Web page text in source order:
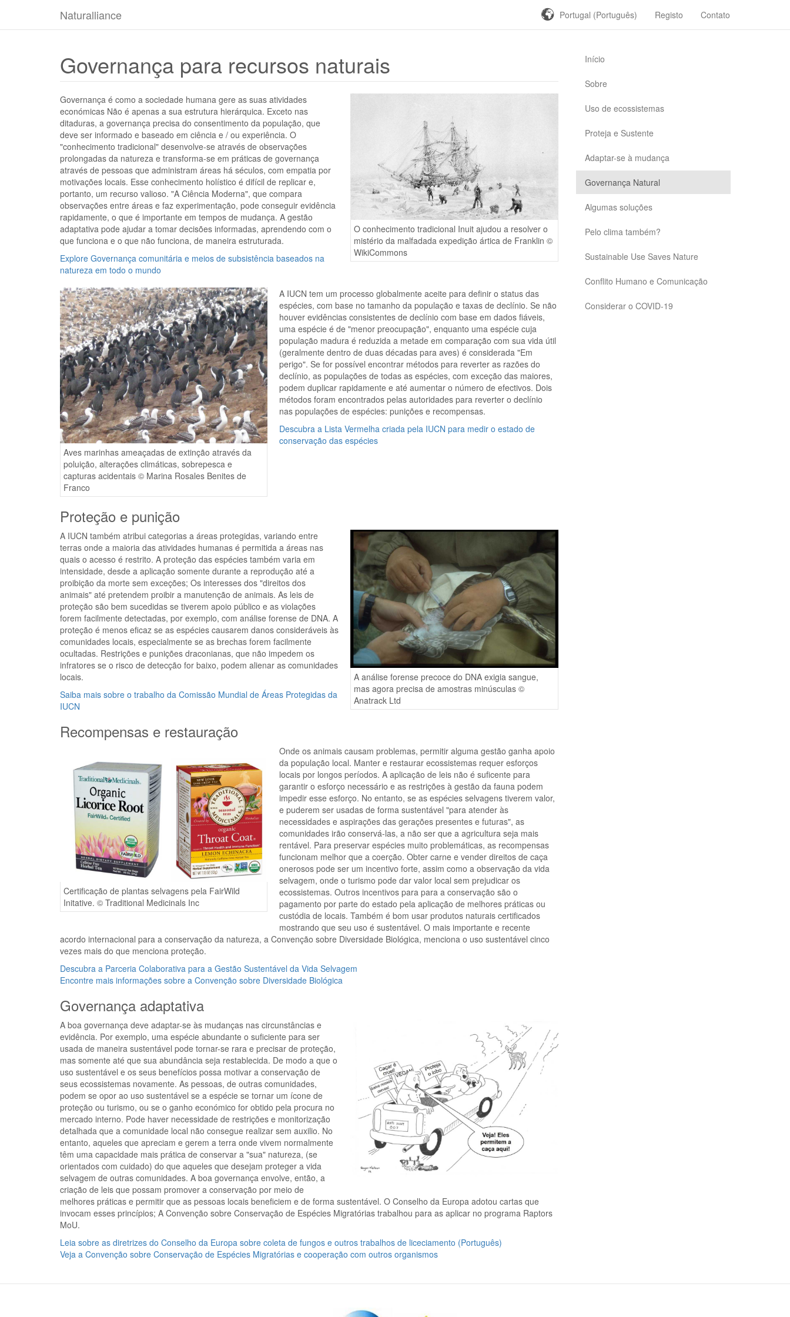
Naturalliance Portugal (Português) Registo Contato
Governança para recursos naturais
O conhecimento tradicional Inuit ajudou a resolver o
mistério da malfadada expedição ártica de Franklin ©
WikiCommons
Governança é como a sociedade humana gere as suas atividades
económicas Não é apenas a sua estrutura hierárquica. Exceto nas
ditaduras, a governança precisa do consentimento da população, que
deve ser informado e baseado em ciência e / ou experiência. O
"conhecimento tradicional" desenvolve-se através de observações
prolongadas da natureza e transforma-se em práticas de governança
através de pessoas que administram áreas há séculos, com empatia por
motivações locais. Esse conhecimento holístico é difícil de replicar e,
portanto, um recurso valioso. "A Ciência Moderna", que compara
observações entre áreas e faz experimentação, pode conseguir evidência
rapidamente, o que é importante em tempos de mudança. A gestão
adaptativa pode ajudar a tomar decisões informadas, aprendendo com o
que funciona e o que não funciona, de maneira estruturada.
Explore Governança comunitária e meios de subsistência baseados na
natureza em todo o mundo
Aves marinhas ameaçadas de extinção através da
poluição, alterações climáticas, sobrepesca e
capturas acidentais © Marina Rosales Benites de
Franco
A IUCN tem um processo globalmente aceite para definir o status das
espécies, com base no tamanho da população e taxas de declínio. Se não
houver evidências consistentes de declínio com base em dados fiáveis,
uma espécie é de "menor preocupação", enquanto uma espécie cuja
população madura é reduzida a metade em comparação com sua vida útil
(geralmente dentro de duas décadas para aves) é considerada "Em
perigo". Se for possível encontrar métodos para reverter as razões do
declínio, as populações de todas as espécies, com exceção das maiores,
podem duplicar rapidamente e até aumentar o número de efectivos. Dois
métodos foram encontrados pelas autoridades para reverter o declínio
nas populações de espécies: punições e recompensas.
Descubra a Lista Vermelha criada pela IUCN para medir o estado de
conservação das espécies
Proteção e punição
A análise forense precoce do DNA exigia sangue,
mas agora precisa de amostras minúsculas ©
Anatrack Ltd
A IUCN também atribui categorias a áreas protegidas, variando entre
terras onde a maioria das atividades humanas é permitida a áreas nas
quais o acesso é restrito. A proteção das espécies também varia em
intensidade, desde a aplicação somente durante a reprodução até a
proibição da morte sem exceções; Os interesses dos "direitos dos
animais" até pretendem proibir a manutenção de animais. As leis de
proteção são bem sucedidas se tiverem apoio público e as violações
forem facilmente detectadas, por exemplo, com análise forense de DNA. A
proteção é menos eficaz se as espécies causarem danos consideráveis ​​às
comunidades locais, especialmente se as brechas forem facilmente
ocultadas. Restrições e punições draconianas, que não impedem os
infratores se o risco de detecção for baixo, podem alienar as comunidades
locais.
Saiba mais sobre o trabalho da Comissão Mundial de Áreas Protegidas da
IUCN
Recompensas e restauração
Certificação de plantas selvagens pela FairWild
Initative. © Traditional Medicinals Inc
Onde os animais causam problemas, permitir alguma gestão ganha apoio
da população local. Manter e restaurar ecossistemas requer esforços
locais por longos períodos. A aplicação de leis não é suficente para
garantir o esforço necessário e as restrições à gestão da fauna podem
impedir esse esforço. No entanto, se as espécies selvagens tiverem valor,
e puderem ser usadas de forma sustentável "para atender às
necessidades e aspirações das gerações presentes e futuras", as
comunidades irão conservá-las, a não ser que a agricultura seja mais
rentável. Para preservar espécies muito problemáticas, as recompensas
funcionam melhor que a coerção. Obter carne e vender direitos de caça
onerosos pode ser um incentivo forte, assim como a observação da vida
selvagem, onde o turismo pode dar valor local sem prejudicar os
ecossistemas. Outros incentivos para para a conservação são o
pagamento por parte do estado pela aplicação de melhores práticas ou
custódia de locais. Também é bom usar produtos naturais certificados
mostrando que seu uso é sustentável. O mais importante e recente
acordo internacional para a conservação da natureza, a Convenção sobre Diversidade Biológica, menciona o uso sustentável cinco
vezes mais do que menciona proteção.
Descubra a Parceria Colaborativa para a Gestão Sustentável da Vida Selvagem
Encontre mais informações sobre a Convenção sobre Diversidade Biológica
Governança adaptativa
A boa governança deve adaptar-se às mudanças nas circunstâncias e
evidência. Por exemplo, uma espécie abundante o suficiente para ser
usada de maneira sustentável pode tornar-se rara e precisar de proteção,
mas somente até que sua abundância seja restablecida. De modo a que o
uso sustentável e os seus benefícios possa motivar a conservação de
seus ecossistemas novamente. As pessoas, de outras comunidades,
podem se opor ao uso sustentável se a espécie se tornar um ícone de
proteção ou turismo, ou se o ganho económico for obtido pela procura no
mercado interno. Pode haver necessidade de restrições e monitorização
detalhada que a comunidade local não consegue realizar sem auxilio. No
entanto, aqueles que apreciam e gerem a terra onde vivem normalmente
têm uma capacidade mais prática de conservar a "sua" natureza, (se
orientados com cuidado) do que aqueles que desejam proteger a vida
selvagem de outras comunidades. A boa governança envolve, então, a
criação de leis que possam promover a conservação por meio de
melhores práticas e permitir que as pessoas locais beneficiem e de forma sustentável. O Conselho da Europa adotou cartas que
invocam esses princípios; A Convenção sobre Conservação de Espécies Migratórias trabalhou para as aplicar no programa Raptors
MoU.
Leia sobre as diretrizes do Conselho da Europa sobre coleta de fungos e outros trabalhos de liceciamento (Português)
Veja a Convenção sobre Conservação de Espécies Migratórias e cooperação com outros organismos
Início
Sobre
Uso de ecossistemas
Proteja e Sustente
Adaptar-se à mudança
Governança Natural
Algumas soluções
Pelo clima também?
Sustainable Use Saves Nature
Conflito Humano e Comunicação
Considerar o COVID-19